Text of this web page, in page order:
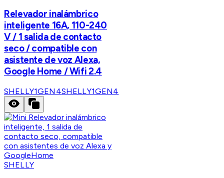
Relevador inalámbrico
inteligente 16A, 110-240
V / 1 salida de contacto
seco / compatible con
asistente de voz Alexa,
Google Home / Wifi 2.4
SHELLY1GEN4SHELLY1GEN4
SHELLY